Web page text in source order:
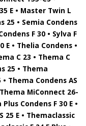
E • Master Twin L
25 • Semia Condens
F 30 • Sylva F
E • Thelia Condens •
C 23 • Thema C
25 • Thema
Thema Condens AS
Thema MiConnect 26-
Condens F 30 E •
25 E • Themaclassic